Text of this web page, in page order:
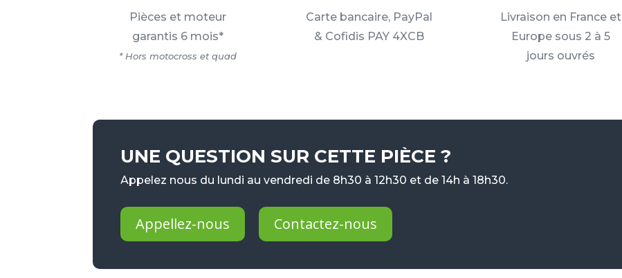
Pièces et moteur
garantis 6 mois*
* Hors motocross et quad
Carte bancaire, PayPal
& Cofidis PAY 4XCB
Livraison en France et
Europe sous 2 à 5
jours ouvrés
UNE QUESTION SUR CETTE PIÈCE ?
Appelez nous du lundi au vendredi de 8h30 à 12h30 et de 14h à 18h30.
Appellez-nous Contactez-nous